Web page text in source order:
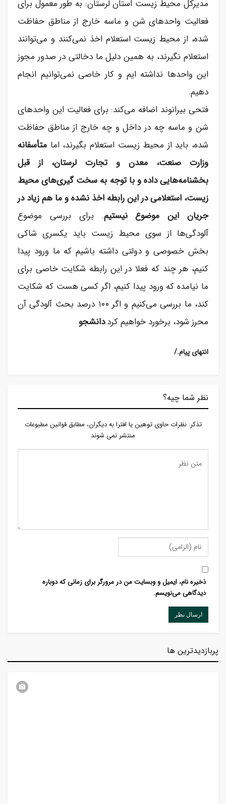
مدیرکل محیط زیست استان لرستان: به طور معمول برای
فعالیت واحد‌های شن و ماسه خارج از مناطق حفاظت
شده، از محیط زیست استعلام اخذ نمی‌کنند و می‌توانند
استعلام نگیرند، به همین دلیل ما دخالتی در صدور مجوز
این واحد‌ها نداشته ایم و کار خاصی نمی‌توانیم انجام
دهیم.
فتحی بیرانوند اضافه می‌کند: برای فعالیت این واحد‌های
شن و ماسه چه در داخل و چه خارج از مناطق حفاظت
شده، باید از محیط زیست استعلام بگیرند، اما متأسفانه
وزارت صنعت، معدن و تجارت لرستان، از قبل
بخشنامه‌هایی داده و با توجه به سخت گیری‌های محیط
زیست، استعلامی در این رابطه اخذ نشده و ما هم زیاد در
جریان این موضوع نیستیم. برای بررسی موضوع
آلودگی‌ها از سوی محیط زیست باید یکسری شاکی
بخش خصوصی و دولتی داشته باشیم که ما ورود پیدا
کنیم، هر چند که فعلا در این رابطه شکایت خاصی برای
ما نیامده که ورود پیدا کنیم، اگر کسی هست که شکایت
کند، ما بررسی می‌کنیم و اگر ۱۰۰ درصد بحث آلودگی آن
محرز شود، برخورد خواهیم کرد.دانشجو
/.انتهای پیام
نظر شما چیه؟
تذكر: نظرات حاوی توهين يا افترا به ديگران، مطابق قوانين مطبوعات
منتشر نمی شوند
ذخیره نام، ایمیل و وبسایت من در مرورگر برای زمانی که دوباره
دیدگاهی می‌نویسم.
پربازدیدترین ها